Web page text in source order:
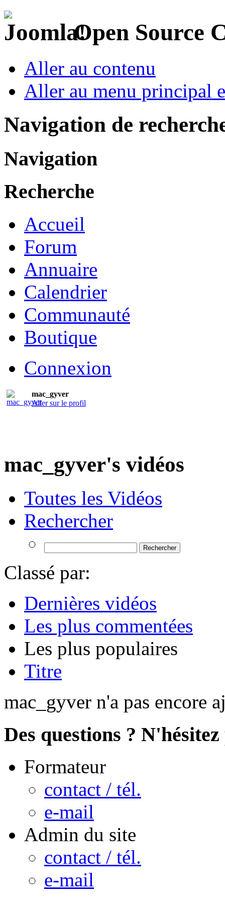
Open Source
Aller au contenu
Aller au menu principal
Navigation de
Navigation
Recherche
Accueil
Forum
Annuaire
Calendrier
Communauté
Boutique
Connexion
mac_gyver
Aller sur le profil
mac_gyver's vidéos
Toutes les Vidéos
Rechercher
Classé par:
Dernières vidéos
Les plus commentées
Les plus populaires
Titre
mac_gyver n'a pas encore
Des questions ?
Formateur
contact / tél.
e-mail
Admin du site
contact / tél.
e-mail